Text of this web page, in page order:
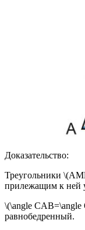
Доказательство:
Треугольники
прилежащим к ней
\(\angle
равнобедренный.